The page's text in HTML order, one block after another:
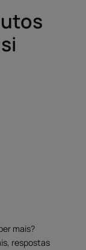
mais?
respostas